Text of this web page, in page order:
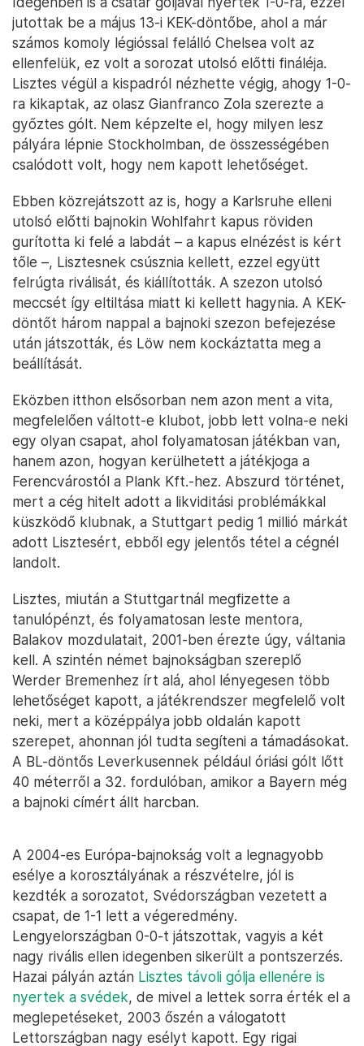
jutottak be a május 13-i KEK-döntőbe, ahol a már
számos komoly légióssal felálló Chelsea volt az
ellenfelük, ez volt a sorozat utolsó előtti fináléja.
Lisztes végül a kispadról nézhette végig, ahogy 1-0-
ra kikaptak, az olasz Gianfranco Zola szerezte a
győztes gólt. Nem képzelte el, hogy milyen lesz
pályára lépnie Stockholmban, de összességében
csalódott volt, hogy nem kapott lehetőséget.
Ebben közrejátszott az is, hogy a Karlsruhe elleni
utolsó előtti bajnokin Wohlfahrt kapus röviden
gurította ki felé a labdát – a kapus elnézést is kért
tőle –, Lisztesnek csúsznia kellett, ezzel együtt
felrúgta riválisát, és kiállították. A szezon utolsó
meccsét így eltiltása miatt ki kellett hagynia. A KEK-
döntőt három nappal a bajnoki szezon befejezése
után játszották, és Löw nem kockáztatta meg a
beállítását.
Eközben itthon elsősorban nem azon ment a vita,
megfelelően váltott-e klubot, jobb lett volna-e neki
egy olyan csapat, ahol folyamatosan játékban van,
hanem azon, hogyan kerülhetett a játékjoga a
Ferencvárostól a Plank Kft.-hez. Abszurd történet,
mert a cég hitelt adott a likviditási problémákkal
küszködő klubnak, a Stuttgart pedig 1 millió márkát
adott Lisztesért, ebből egy jelentős tétel a cégnél
landolt.
Lisztes, miután a Stuttgartnál megfizette a
tanulópénzt, és folyamatosan leste mentora,
Balakov mozdulatait, 2001-ben érezte úgy, váltania
kell. A szintén német bajnokságban szereplő
Werder Bremenhez írt alá, ahol lényegesen több
lehetőséget kapott, a játékrendszer megfelelő volt
neki, mert a középpálya jobb oldalán kapott
szerepet, ahonnan jól tudta segíteni a támadásokat.
A BL-döntős Leverkusennek például óriási gólt lőtt
40 méterről a 32. fordulóban, amikor a Bayern még
a bajnoki címért állt harcban.
A 2004-es Európa-bajnokság volt a legnagyobb
esélye a korosztályának a részvételre, jól is
kezdték a sorozatot, Svédországban vezetett a
csapat, de 1-1 lett a végeredmény.
Lengyelországban 0-0-t játszottak, vagyis a két
nagy rivális ellen idegenben sikerült a pontszerzés.
Hazai pályán aztán Lisztes távoli gólja ellenére is
nyertek a svédek, de mivel a lettek sorra érték el a
meglepetéseket, 2003 őszén a válogatott
Lettországban nagy esélyt kapott. Egy rigai